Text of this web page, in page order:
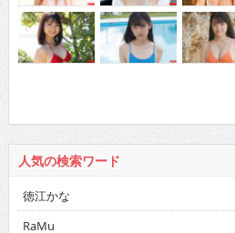
人気の検索ワード
徳江かな
RaMu